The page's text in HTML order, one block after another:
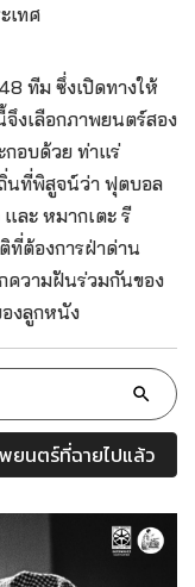
เทศ
ทีม ซึ่งเปิดทางให้
จึงเลือกภาพยนตร์สอง
กอบด้วย ท่าแร่
นที่พิสูจน์ว่า ฟุตบอล
ละ หมากเตะ รี
ที่ต้องการฝ่าด่าน
ความฝันร่วมกันของ
องลูกหนัง
ยนตร์ที่ฉายไปแล้ว